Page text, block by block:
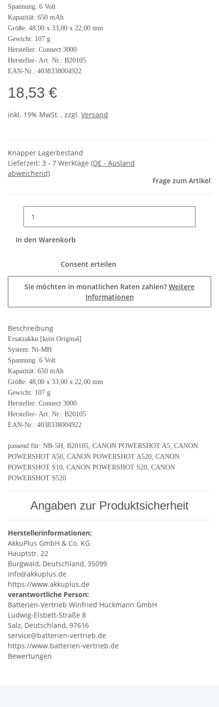
Spannung: 6 Volt
Kapazität: 650 mAh
Größe: 48,00 x 33,00 x 22,00 mm
Gewicht: 107 g
Hersteller: Connect 3000
Hersteller- Art. Nr.: B20105
EAN-Nr.: 4038338004922
18,53 €
inkl. 19% MwSt. , zzgl. Versand
Knapper Lagerbestand
Lieferzeit: 3 - 7 Werktage (DE - Ausland
abweichend)
Frage zum Artikel
In den Warenkorb
Consent erteilen
Sie möchten in monatlichen Raten zahlen? Weitere
Informationen
Beschreibung
Ersatzakku [kein Original]
System: Ni-MH
Spannung: 6 Volt
Kapazität: 650 mAh
Größe: 48,00 x 33,00 x 22,00 mm
Gewicht: 107 g
Hersteller: Connect 3000
Hersteller- Art. Nr.: B20105
EAN-Nr.: 4038338004922
passend für: NB-5H, B20105, CANON POWERSHOT A5, CANON
POWERSHOT A50, CANON POWERSHOT A520, CANON
POWERSHOT S10, CANON POWERSHOT S20, CANON
POWERSHOT S520
Angaben zur Produktsicherheit
Herstellerinformationen:
AkkuPlus GmbH & Co. KG
Hauptstr. 22
Burgwald, Deutschland, 35099
info@akkuplus.de
https://www.akkuplus.de
verantwortliche Person:
Batterien-Vertrieb Winfried Hückmann GmbH
Ludwig-Elsbett-Straße 8
Salz, Deutschland, 97616
service@batterien-vertrieb.de
https://www.batterien-vertrieb.de
Bewertungen